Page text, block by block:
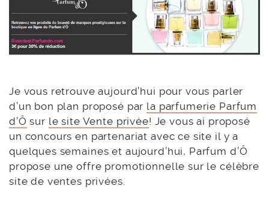
Je vous retrouve aujourd’hui pour vous parler
d’un bon plan proposé par la parfumerie Parfum
d’Ô sur le site Vente privée! Je vous ai proposé
un concours en partenariat avec ce site il y a
quelques semaines et aujourd’hui, Parfum d’Ô
propose une offre promotionnelle sur le célèbre
site de ventes privées.